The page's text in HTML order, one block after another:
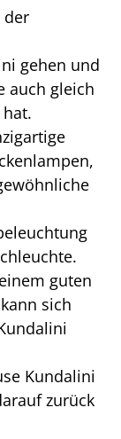
der
gehen und
auch gleich
guten
sich
Kundalini
zurück